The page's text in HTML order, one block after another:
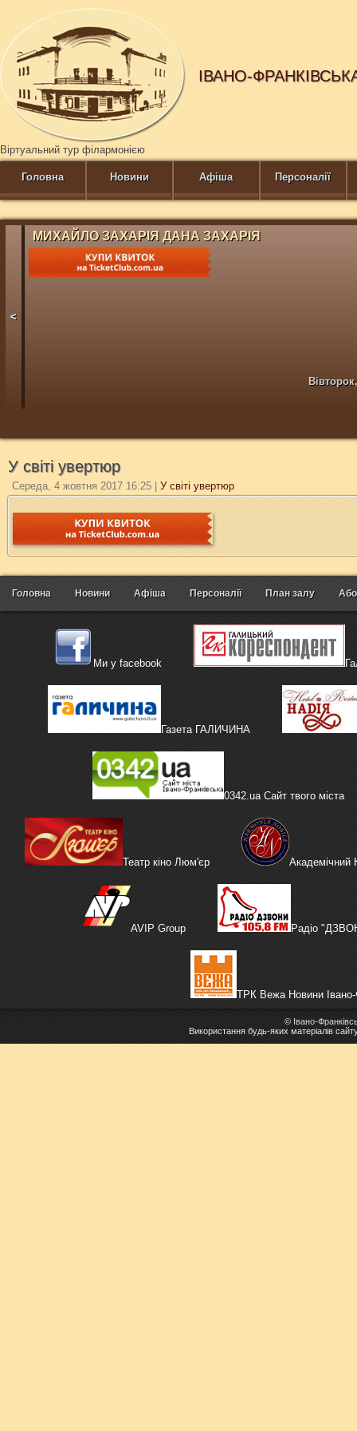
ІВАНО-
Віртуальний тур філармонією
Головна Новини Афіша Персоналії
<
МИХАЙЛО ЗАХАРІЯ ДАНА ЗАХАРІЯ
У світі увертюр
Середа, 4 жовтня 2017 16:25 У світі увертюр
Головна Новини Афіша Персоналії План залу
Ми у facebook
Газета ГАЛИЧИНА
0342.ua Сайт твого міста
Театр кіно Люм'єр Академічний
AVIP Group Радіо
ТРК Вежа Новини Івано-
© Івано-
Використання будь-яких матеріалів